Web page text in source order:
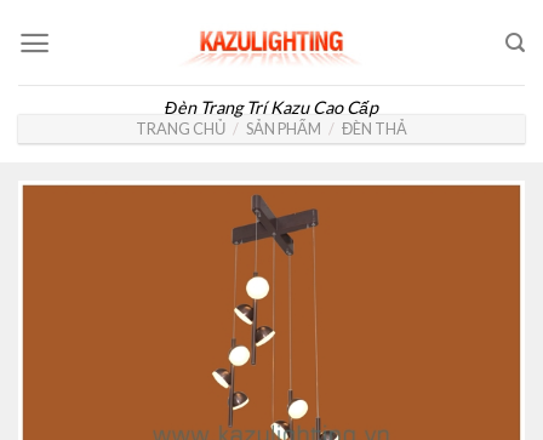
Đèn Trang Trí Kazu Cao Cấp
TRANG CHỦ / SẢN PHẨM / ĐÈN THẢ